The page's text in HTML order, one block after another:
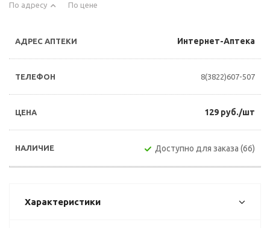
По адресу По цене
Интернет-Аптека
8(3822)607-507
129 руб./шт
Доступно для заказа (66)
Характеристики